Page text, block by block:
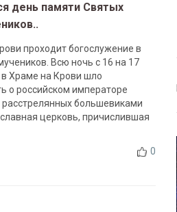
день памяти Святых
проходит богослужение в
Всю ночь с 16 на 17
в Храме на Крови шло
о российском императоре
расстрелянных большевиками
церковь, причислившая
0